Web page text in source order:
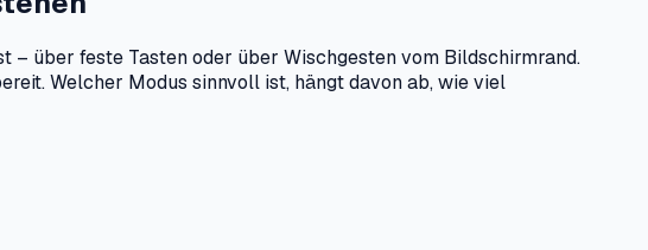
über feste Tasten oder über Wischgesten vom Bildschirmrand.
Welcher Modus sinnvoll ist, hängt davon ab, wie viel